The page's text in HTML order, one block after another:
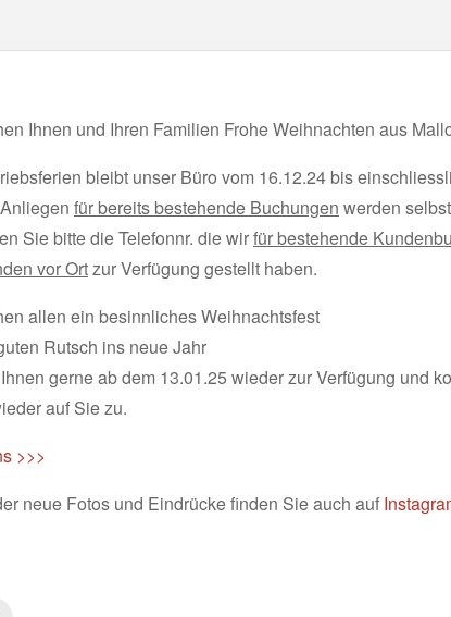
Ihnen und Ihren Familien Frohe Weihnachten aus
bleibt unser Büro vom 16.12.24 bis
für bereits bestehende Buchungen werden
Sie bitte die Telefonnr. die wirfür bestehende
vor Ortzur Verfügung gestellt haben.
allen ein besinnliches Weihnachtsfest
Rutsch ins neue Jahr
gerne ab dem 13.01.25 wieder zur Verfügung und
auf Sie zu.
>>>
neue Fotos und Eindrücke finden Sie auch auf